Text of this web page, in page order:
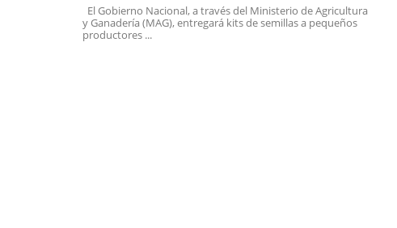
El Gobierno Nacional, a través del Ministerio de Agricultura
y Ganadería (MAG), entregará kits de semillas a pequeños
productores ...